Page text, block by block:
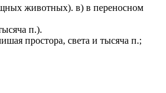
животных). в) в переносном
п.).
простора, света и тысяча п.;